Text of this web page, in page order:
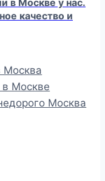
в Москве у нас.
качество и
Москва
в Москве
Москва